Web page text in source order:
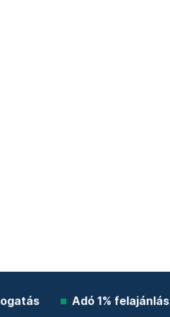
Adó 1% felajánlás